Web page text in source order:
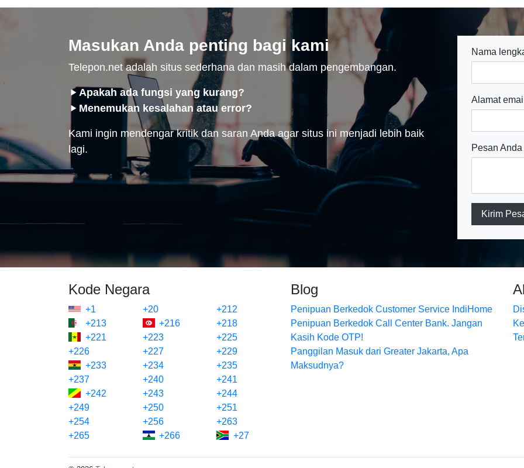
Masukan Anda penting bagi kami
Telepon.net adalah situs sederhana dan masih dalam pengembangan.
Apakah ada fungsi yang kurang?
Menemukan kesalahan atau error?
Kami ingin mendengar kritik dan saran Anda agar situs ini menjadi lebih baik
lagi.
Nama
Alamat
Pesan Anda
Kirim
Kode Negara
+1 +20
+212
+213
+216
+218
+221
+223
+225
+226
+227
+229
+233
+234
+235
+237
+240
+241
+242
+243
+244
+249
+250
+251
+254
+256
+263
+265
+266 +27
Blog
Penipuan Berkedok Customer Service IndiHome
Penipuan Berkedok Call Center Bank. Jangan
Kasih Kode OTP!
Panggilan Masuk dari Greater Jakarta, Apa
Maksudnya?